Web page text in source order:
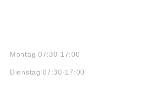
Montag 07:30-17:00
Dienstag 07:30-17:00